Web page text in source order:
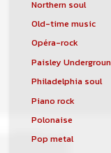
Northern soul
Old-time music
Opéra-rock
Paisley
Philadelphia soul
Piano rock
Polonaise
Pop metal